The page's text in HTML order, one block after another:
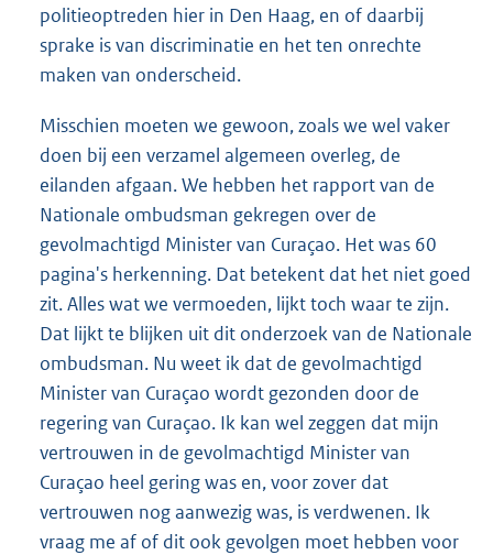
politieoptreden hier in Den Haag, en of daarbij
sprake is van discriminatie en het ten onrechte
maken van onderscheid.
Misschien moeten we gewoon, zoals we wel vaker
doen bij een verzamel algemeen overleg, de
eilanden afgaan. We hebben het rapport van de
Nationale ombudsman gekregen over de
gevolmachtigd Minister van Curaçao. Het was 60
pagina's herkenning. Dat betekent dat het niet goed
zit. Alles wat we vermoeden, lijkt toch waar te zijn.
Dat lijkt te blijken uit dit onderzoek van de Nationale
ombudsman. Nu weet ik dat de gevolmachtigd
Minister van Curaçao wordt gezonden door de
regering van Curaçao. Ik kan wel zeggen dat mijn
vertrouwen in de gevolmachtigd Minister van
Curaçao heel gering was en, voor zover dat
vertrouwen nog aanwezig was, is verdwenen. Ik
vraag me af of dit ook gevolgen moet hebben voor